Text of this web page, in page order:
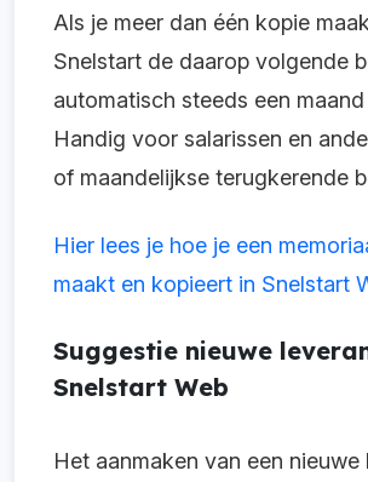
Als je meer dan één kopie
Snelstart de daarop volgende
automatisch steeds een maand
Handig voor salarissen en
of maandelijkse terugkerende
Hier lees je hoe je een
maakt en kopieert in Snelstart
Suggestie nieuwe
Snelstart Web
Het aanmaken van een nieuwe